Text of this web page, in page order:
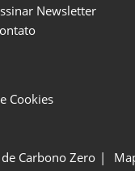
Newsletter
Cookies
Carbono Zero